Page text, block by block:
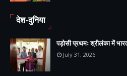
देश-दुनिया
पड़ोसी प्रथमः श्रीलंका में
July 31, 2026